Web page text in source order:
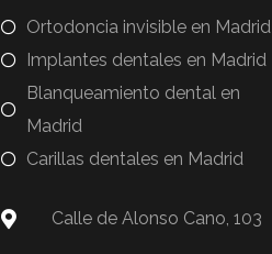
t
i
e
:
Ortodoncia invisible en Madrid
Implantes dentales en Madrid
Blanqueamiento dental en
Madrid
Carillas dentales en Madrid
Calle de Alonso Cano, 103